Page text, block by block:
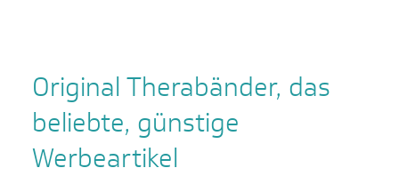
Original Therabänder, das
beliebte, günstige
Werbeartikel